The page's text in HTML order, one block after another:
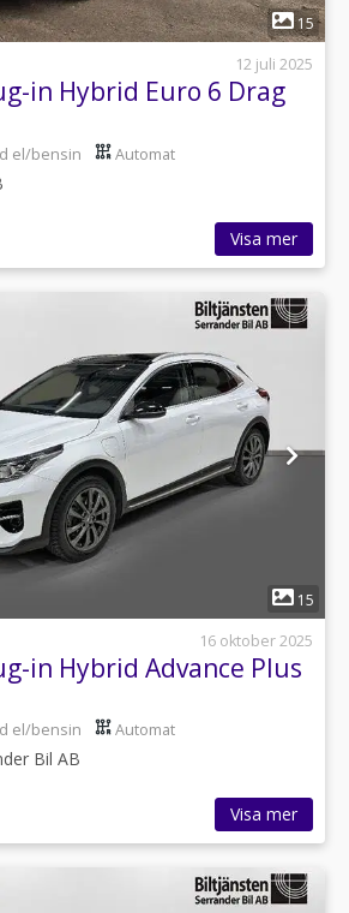
1
15
12 juli 2025
in Hybrid Euro 6 Drag
el/bensin Automat
Visa mer
15
16 oktober 2025
in Hybrid Advance Plus
el/bensin Automat
Bil AB
Visa mer